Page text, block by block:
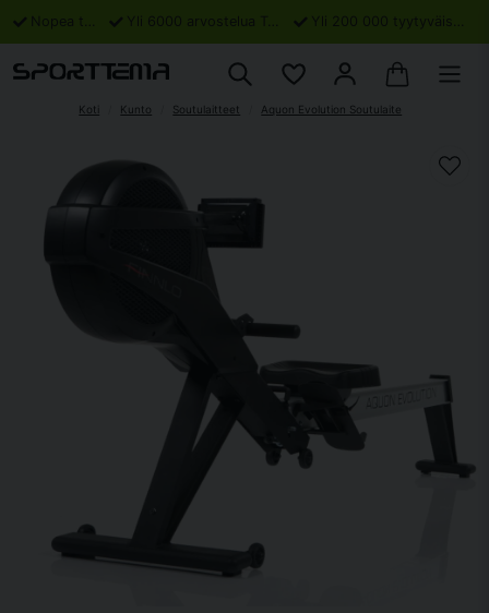
Nopea toimitus Yli 6000 arvostelua Trustpilotissa Yli 200 000 tyytyväistä asiakasta
Koti Kunto Soutulaitteet Aquon Evolution Soutulaite